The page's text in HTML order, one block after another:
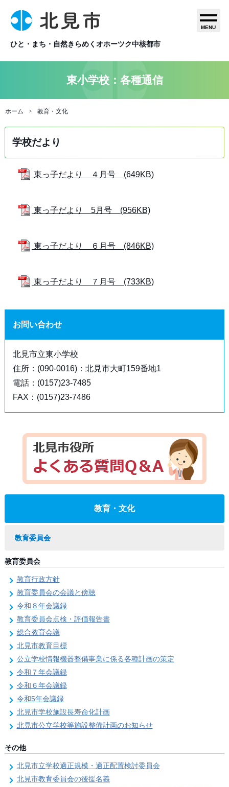
ひと・まち・自然きらめくオホーツク中核都市
MENU
東小学校：各種通信
ホーム 教育・文化
学校だより
東っ子だより ４月号 (649KB)
東っ子だより 5月号 (956KB)
東っ子だより ６月号 (846KB)
東っ子だより ７月号 (733KB)
お問い合わせ
北見市立東小学校
住所：(090-0016)：北見市大町159番地1
電話：(0157)23-7485
FAX：(0157)23-7486
教育・文化
教育委員会
教育委員会
教育行政方針
教育委員会の会議と傍聴
令和８年会議録
教育委員会点検・評価報告書
総合教育会議
北見市教育目標
公立学校情報機器整備事業に係る各種計画の策定
令和７年会議録
令和６年会議録
令和5年会議録
北見市学校施設長寿命化計画
北見市公立学校等施設整備計画のお知らせ
その他
北見市立学校適正規模・適正配置検討委員会
北見市教育委員会の後援名義